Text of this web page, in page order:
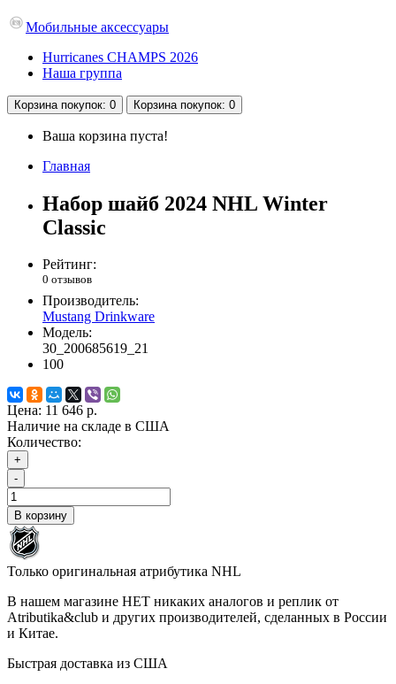
Мобильные аксессуары
Hurricanes CHAMPS 2026
Наша группа
Корзина покупок: 0 Корзина покупок: 0
Ваша корзина пуста!
Главная
Набор шайб 2024 NHL Winter
Classic
Рейтинг:
0 отзывов
Производитель:
Mustang Drinkware
Модель:
30_200685619_21
100
Цена: 11 646 р.
Наличие на складе в США
Количество:
+
-
В корзину
Только оригинальная атрибутика NHL
В нашем магазине НЕТ никаких аналогов и реплик от
Atributika&club и других производителей, сделанных в России
и Китае.
Быстрая доставка из США